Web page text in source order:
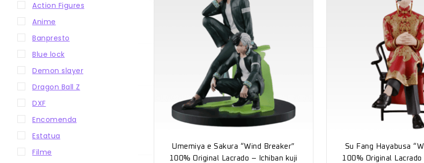
Umemiya e Sakura “Wind Breaker”
100% Original Lacrado – Ichiban kuji
Su Fang Hayabusa
100% Original
Action Figures
Anime
Banpresto
Blue lock
Demon slayer
Dragon Ball Z
DXF
Encomenda
Estatua
Filme